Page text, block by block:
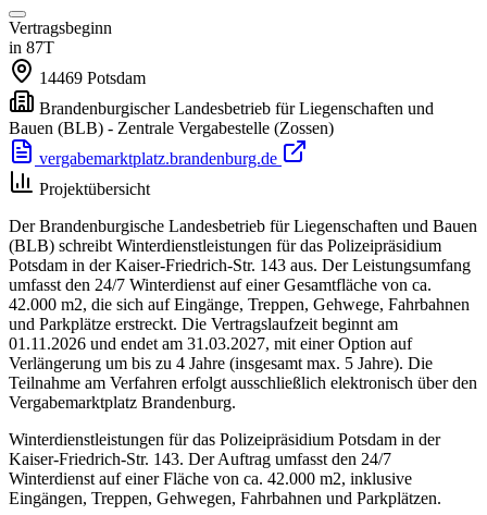
Vertragsbeginn
in 87T
14469 Potsdam
Brandenburgischer Landesbetrieb für Liegenschaften und
Bauen (BLB) - Zentrale Vergabestelle (Zossen)
vergabemarktplatz.brandenburg.de
Projektübersicht
Der Brandenburgische Landesbetrieb für Liegenschaften und Bauen
(BLB) schreibt Winterdienstleistungen für das Polizeipräsidium
Potsdam in der Kaiser-Friedrich-Str. 143 aus. Der Leistungsumfang
umfasst den 24/7 Winterdienst auf einer Gesamtfläche von ca.
42.000 m2, die sich auf Eingänge, Treppen, Gehwege, Fahrbahnen
und Parkplätze erstreckt. Die Vertragslaufzeit beginnt am
01.11.2026 und endet am 31.03.2027, mit einer Option auf
Verlängerung um bis zu 4 Jahre (insgesamt max. 5 Jahre). Die
Teilnahme am Verfahren erfolgt ausschließlich elektronisch über den
Vergabemarktplatz Brandenburg.
Winterdienstleistungen für das Polizeipräsidium Potsdam in der
Kaiser-Friedrich-Str. 143. Der Auftrag umfasst den 24/7
Winterdienst auf einer Fläche von ca. 42.000 m2, inklusive
Eingängen, Treppen, Gehwegen, Fahrbahnen und Parkplätzen.